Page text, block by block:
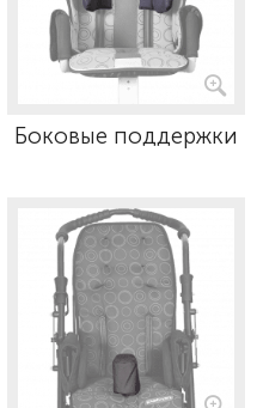
Боковые поддержки